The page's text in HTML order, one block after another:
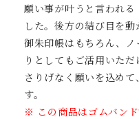
願い事が叶うと言われ
した。後方の結び目を動
御朱印帳はもちろん、
りとしてもご活用いただ
さりげなく願いを込め
す。
※ この商品はゴムバン